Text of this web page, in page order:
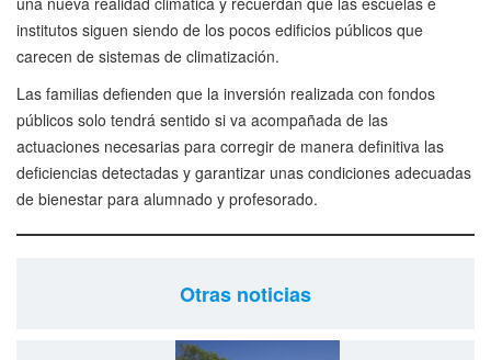
institutos siguen siendo de los pocos edificios públicos que
carecen de sistemas de climatización.
Las familias defienden que la inversión realizada con fondos
públicos solo tendrá sentido si va acompañada de las
actuaciones necesarias para corregir de manera definitiva las
deficiencias detectadas y garantizar unas condiciones adecuadas
de bienestar para alumnado y profesorado.
Otras noticias